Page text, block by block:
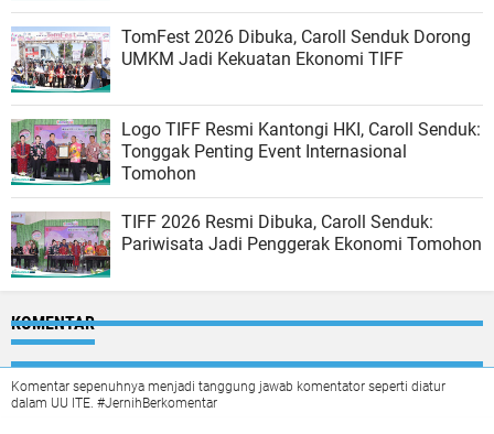
TomFest 2026 Dibuka, Caroll Senduk Dorong
UMKM Jadi Kekuatan Ekonomi TIFF
Logo TIFF Resmi Kantongi HKI, Caroll Senduk:
Tonggak Penting Event Internasional
Tomohon
TIFF 2026 Resmi Dibuka, Caroll Senduk:
Pariwisata Jadi Penggerak Ekonomi Tomohon
KOMENTAR
Komentar sepenuhnya menjadi tanggung jawab komentator seperti diatur
dalam UU ITE. #JernihBerkomentar